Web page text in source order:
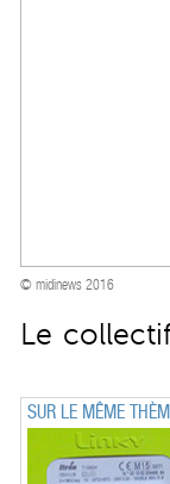
© midinews 2016
SUR LE MÊME
Le